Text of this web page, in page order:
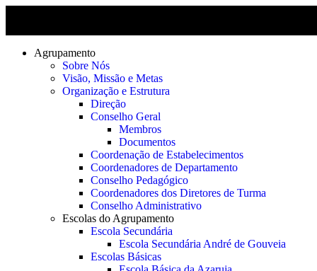
Agrupamento
Sobre Nós
Visão, Missão e Metas
Organização e Estrutura
Direção
Conselho Geral
Membros
Documentos
Coordenação de Estabelecimentos
Coordenadores de Departamento
Conselho Pedagógico
Coordenadores dos Diretores de Turma
Conselho Administrativo
Escolas do Agrupamento
Escola Secundária
Escola Secundária André de Gouveia
Escolas Básicas